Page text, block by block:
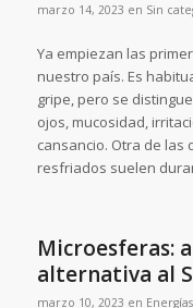
marzo 14, 2023 en Sin
Ya empiezan las
nuestro país. Es
gripe, pero se
ojos, mucosidad,
cansancio. Otra de las
resfriados suelen
Microesferas:
alternativa al
marzo 10, 2023 en